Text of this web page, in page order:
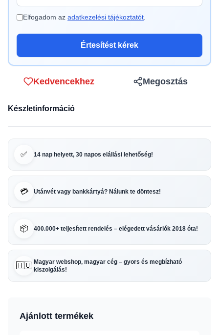
Elfogadom az adatkezelési tájékoztatót
Értesítést kérek
Kedvencekhez Megosztás
Készletinformáció
✅ 14 nap helyett, 30 napos elállási lehetőség!
💳 Utánvét vagy bankkártyá? Nálunk te döntesz!
📦 400.000+ teljesített rendelés – elégedett vásárlók 2018 óta!
🇭🇺 Magyar webshop, magyar cég – gyors és megbízható
kiszolgálás!
Ajánlott termékek